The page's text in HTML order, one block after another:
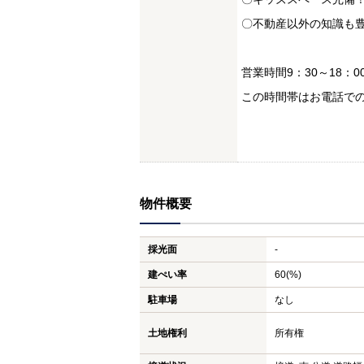
〇不動産以外の知識も
営業時間9：30～18：
この時間帯はお電話で
物件概要
採光面 -
建ぺい率 60(%)
駐車場 なし
土地権利 所有権